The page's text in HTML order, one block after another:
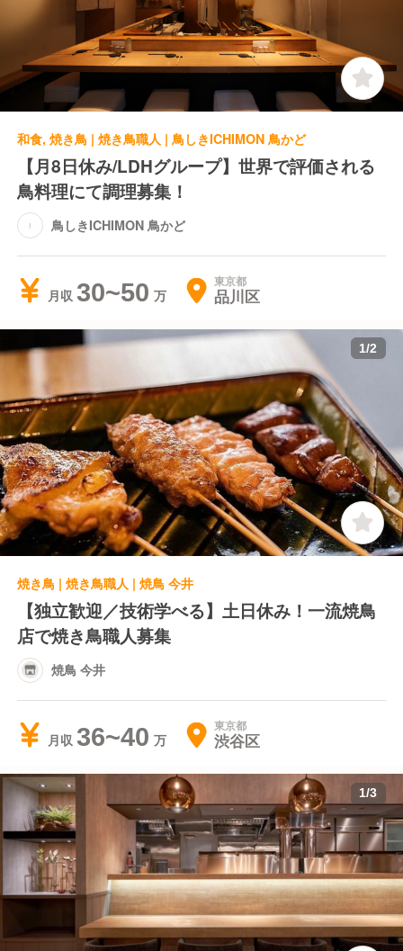
和食, 焼き鳥 | 焼き鳥職人 | 鳥しきICHIMON 鳥かど
【月8日休み/LDHグループ】世界で評価される
鳥料理にて調理募集！
鳥しきICHIMON 鳥かど
月収 30~50 東京都
品川区
1/2
焼き鳥 | 焼き鳥職人 | 焼鳥 今井
【独立歓迎／技術学べる】土日休み！一流焼鳥
店で焼き鳥職人募集
焼鳥 今井
月収 36~40 東京都
渋谷区
1/3